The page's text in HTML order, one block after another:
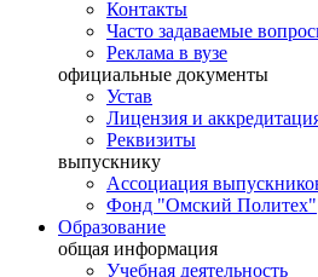
Контакты
Часто задаваемые
Реклама в вузе
официальные документы
Устав
Лицензия и
Реквизиты
выпускнику
Ассоциация
Фонд "Омский Политех"
Образование
общая информация
Учебная деятельность